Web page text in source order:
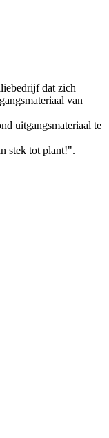
dat zich
van
uitgangsmateriaal te
stek tot plant!".